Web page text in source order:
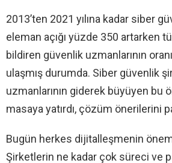
2013’ten 2021 yılına kadar siber
eleman açığı yüzde 350 artarken
bildiren güvenlik uzmanlarının
ulaşmış durumda. Siber güvenlik
uzmanlarının giderek büyüyen bu
masaya yatırdı, çözüm önerilerini
Bugün herkes dijitalleşmenin
Şirketlerin ne kadar çok süreci ve